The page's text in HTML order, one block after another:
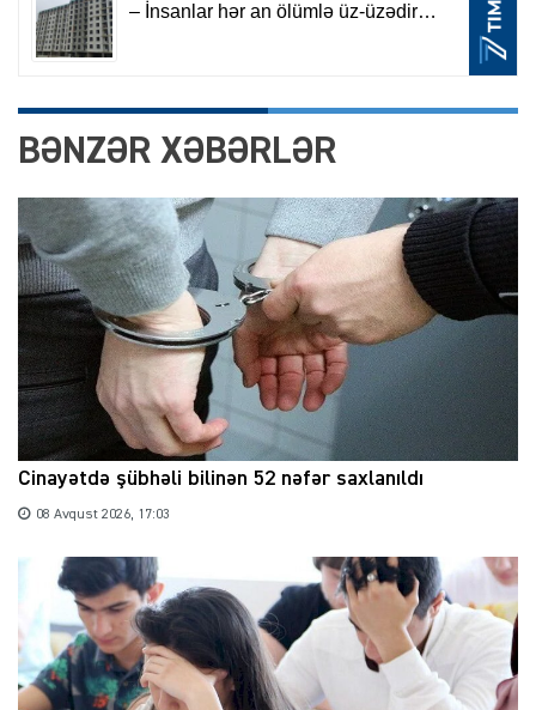
BƏNZƏR XƏBƏRLƏR
Cinayətdə şübhəli bilinən 52 nəfər saxlanıldı
08 Avqust 2026, 17:03